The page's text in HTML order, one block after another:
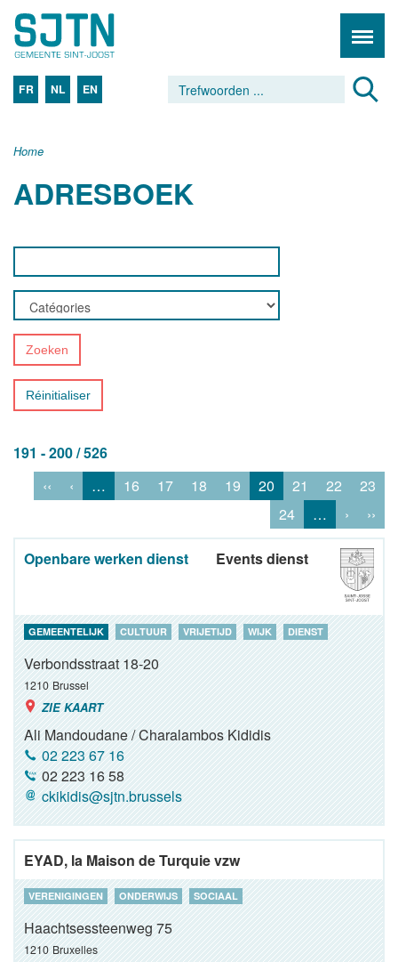
FR NL EN
Home
ADRESBOEK
Zoeken
Réinitialiser
191 - 200 / 526
‹‹
‹ … 16 17 18 19 20 21 22
23
24
… › ››
Openbare werken dienst Events dienst
GEMEENTELIJK CULTUUR VRIJETIJD WIJK DIENST
Verbondsstraat 18-20
1210 Brussel
ZIE KAART
Ali Mandoudane / Charalambos Kididis
02 223 67 16
02 223 16 58
ckikidis@sjtn.brussels
EYAD, la Maison de Turquie vzw
VERENIGINGEN ONDERWIJS SOCIAAL
Haachtsessteenweg 75
1210 Bruxelles